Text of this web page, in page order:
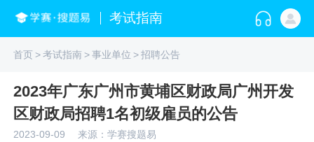
考试指南
首页>考试指南>事业单位 >招聘公告
2023年广东广州市黄埔区财政局广州开发
区财政局招聘1名初级雇员的公告
2023-09-09 来源：学赛搜题易